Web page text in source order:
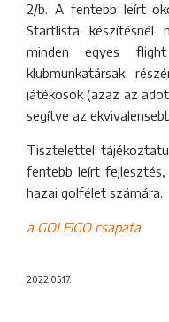
2/b. A fentebb leírt
Startlista készítésnél
minden egyes
klubmunkatársak
játékosok (azaz az
segítve az
Tisztelettel
fentebb leírt
hazai golfélet számára.
a GOLFiGO csapata
2022.05.17.